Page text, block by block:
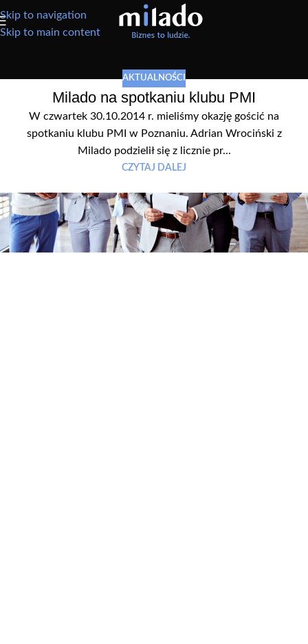
Skip to navigation
Skip to main content
AKTUALNOŚCI
Milado na spotkaniu klubu PMI
W czwartek 30.10.2014 r. mieliśmy okazję gościć na
spotkaniu klubu PMI w Poznaniu. Adrian Wrociński z
Milado podzielił się z licznie pr...
CZYTAJ DALEJ